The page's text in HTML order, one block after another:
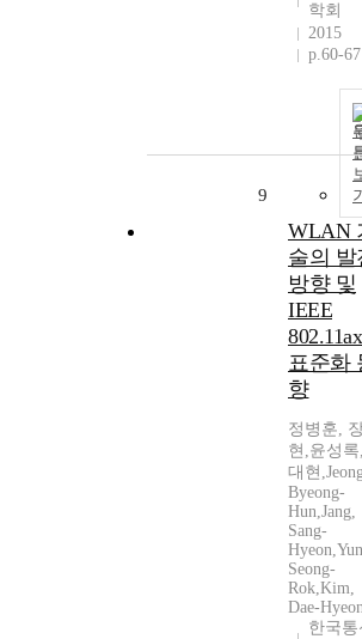
학회
2015
p.60-67
9
WLAN
술의 발
방향 및
IEEE
802.11ax
표준화
향
정병훈,
현,윤성
대현
Byeong-
Hun,Jang,
Sang-
Seong-
Rok,Kim,
Dae-
한국통